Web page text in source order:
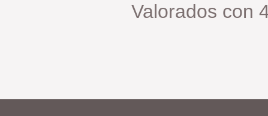
Valorados con